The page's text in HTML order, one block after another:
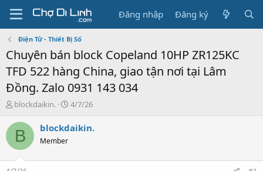
Đăng nhập Đăng ký
Điện Tử - Thiết Bị Số
Chuyên bán block Copeland 10HP ZR125KC
TFD 522 hàng China, giao tận nơi tại Lâm
Đồng. Zalo 0931 143 034
T
r
a
s
blockdaikin.
N
à
4/7/26
B blockdaikin.
Member